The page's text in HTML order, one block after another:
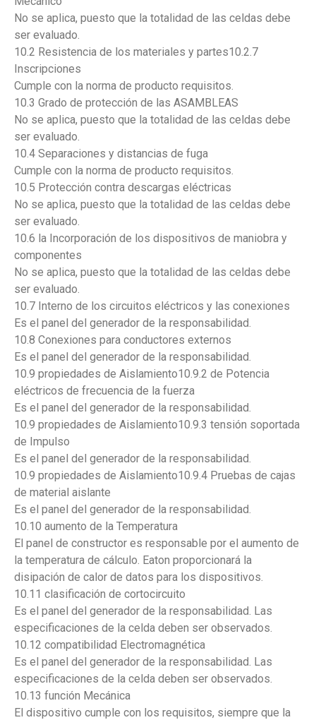
No se aplica, puesto que la totalidad de las celdas debe
ser evaluado.
10.2 Resistencia de los materiales y partes10.2.7
Inscripciones
Cumple con la norma de producto requisitos.
10.3 Grado de protección de las ASAMBLEAS
No se aplica, puesto que la totalidad de las celdas debe
ser evaluado.
10.4 Separaciones y distancias de fuga
Cumple con la norma de producto requisitos.
10.5 Protección contra descargas eléctricas
No se aplica, puesto que la totalidad de las celdas debe
ser evaluado.
10.6 la Incorporación de los dispositivos de maniobra y
componentes
No se aplica, puesto que la totalidad de las celdas debe
ser evaluado.
10.7 Interno de los circuitos eléctricos y las conexiones
Es el panel del generador de la responsabilidad.
10.8 Conexiones para conductores externos
Es el panel del generador de la responsabilidad.
10.9 propiedades de Aislamiento10.9.2 de Potencia
eléctricos de frecuencia de la fuerza
Es el panel del generador de la responsabilidad.
10.9 propiedades de Aislamiento10.9.3 tensión soportada
de Impulso
Es el panel del generador de la responsabilidad.
10.9 propiedades de Aislamiento10.9.4 Pruebas de cajas
de material aislante
Es el panel del generador de la responsabilidad.
10.10 aumento de la Temperatura
El panel de constructor es responsable por el aumento de
la temperatura de cálculo. Eaton proporcionará la
disipación de calor de datos para los dispositivos.
10.11 clasificación de cortocircuito
Es el panel del generador de la responsabilidad. Las
especificaciones de la celda deben ser observados.
10.12 compatibilidad Electromagnética
Es el panel del generador de la responsabilidad. Las
especificaciones de la celda deben ser observados.
10.13 función Mecánica
El dispositivo cumple con los requisitos, siempre que la